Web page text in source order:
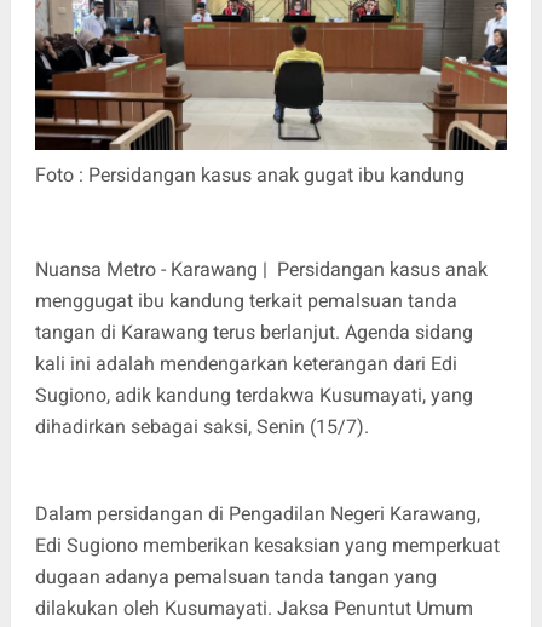
Foto : Persidangan kasus anak gugat ibu kandung
Nuansa Metro - Karawang | Persidangan kasus anak
menggugat ibu kandung terkait pemalsuan tanda
tangan di Karawang terus berlanjut. Agenda sidang
kali ini adalah mendengarkan keterangan dari Edi
Sugiono, adik kandung terdakwa Kusumayati, yang
dihadirkan sebagai saksi, Senin (15/7).
Dalam persidangan di Pengadilan Negeri Karawang,
Edi Sugiono memberikan kesaksian yang memperkuat
dugaan adanya pemalsuan tanda tangan yang
dilakukan oleh Kusumayati. Jaksa Penuntut Umum